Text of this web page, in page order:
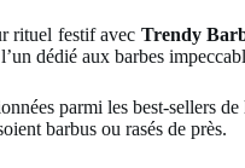
rituel festif avec Trendy
dédié aux barbes
parmi les best-sellers
barbus ou rasés de près.